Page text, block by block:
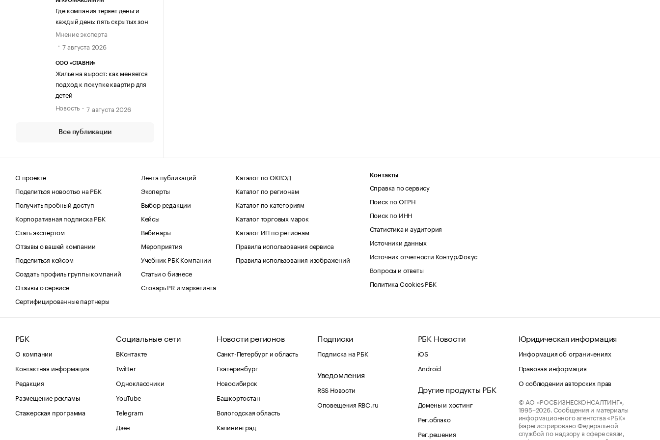
Где компания теряет деньги
каждый день: пять скрытых зон
Мнение эксперта
7 августа 2026
ООО «СТАВНИ»
Жилье на вырост: как меняется
подход к покупке квартир для
детей
Новость
7 августа 2026
Все публикации
О проекте
Поделиться новостью на РБК
Получить пробный доступ
Корпоративная подписка РБК
Стать экспертом
Отзывы о вашей компании
Поделиться кейсом
Создать профиль группы компаний
Отзывы о сервисе
Сертифицированные партнеры
Лента публикаций
Эксперты
Выбор редакции
Кейсы
Вебинары
Мероприятия
Учебник РБК Компании
Статьи о бизнесе
Словарь PR и маркетинга
Каталог по ОКВЭД
Каталог по регионам
Каталог по категориям
Каталог торговых марок
Каталог ИП по регионам
Правила использования сервиса
Правила использования изображений
Контакты
Справка по сервису
Поиск по ОГРН
Поиск по ИНН
Статистика и аудитория
Источники данных
Источник отчетности Контур.Фокус
Вопросы и ответы
Политика Cookies РБК
РБК
О компании
Контактная информация
Редакция
Размещение рекламы
Стажерская программа
Социальные сети
ВКонтакте
Twitter
Одноклассники
YouTube
Telegram
Дзен
Новости регионов
Санкт-Петербург и область
Екатеринбург
Новосибирск
Башкортостан
Вологодская область
Калининград
Подписки
Подписка на РБК
Уведомления
RSS Новости
Оповещения RBC.ru
РБК Новости
iOS
Android
Другие продукты РБК
Домены и хостинг
Рег.облако
Рег.решения
Юридическая информация
Информация об ограничениях
Правовая информация
О соблюдении авторских прав
© АО «РОСБИЗНЕСКОНСАЛТИНГ»,
1995–2026. Сообщения и материалы
информационного агентства «РБК»
(зарегистрировано Федеральной
службой по надзору в сфере связи,